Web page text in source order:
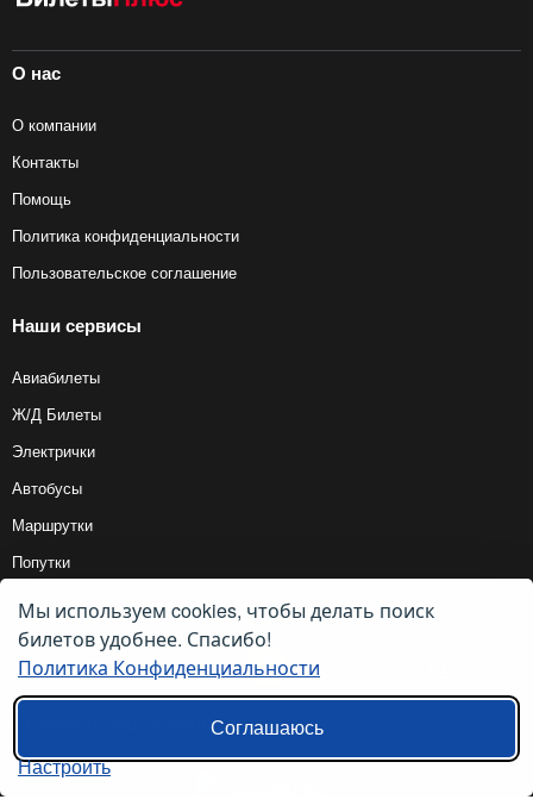
О нас
О компании
Контакты
Помощь
Политика конфиденциальности
Пользовательское соглашение
Наши сервисы
Авиабилеты
Ж/Д Билеты
Электрички
Автобусы
Маршрутки
Попутки
Ссылки на наши соцсети
Ссылки на наши приложения
Мы используем cookies, чтобы делать поиск
билетов удобнее. Спасибо!
Политика Конфиденциальности
Соглашаюсь
Настроить